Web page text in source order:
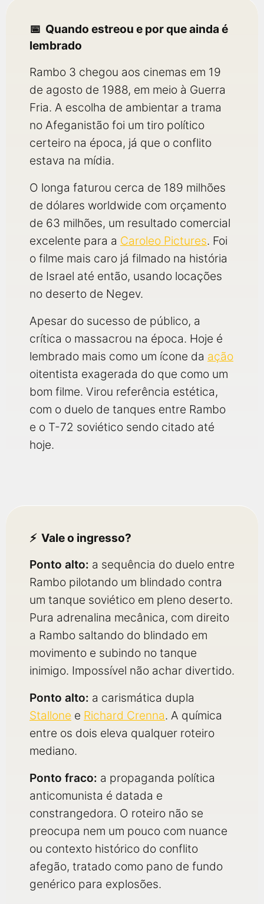
Quando estreou e por que ainda é
lembrado
Rambo 3 chegou aos cinemas em 19
de agosto de 1988, em meio à Guerra
Fria. A escolha de ambientar a trama
no Afeganistão foi um tiro político
certeiro na época, já que o conflito
estava na mídia.
O longa faturou cerca de 189 milhões
de dólares worldwide com orçamento
de 63 milhões, um resultado comercial
excelente para a Caroleo Pictures. Foi
o filme mais caro já filmado na história
de Israel até então, usando locações
no deserto de Negev.
Apesar do sucesso de público, a
crítica o massacrou na época. Hoje é
lembrado mais como um ícone da ação
oitentista exagerada do que como um
bom filme. Virou referência estética,
com o duelo de tanques entre Rambo
e o T-72 soviético sendo citado até
hoje.
Vale o ingresso?
Ponto alto: a sequência do duelo entre
Rambo pilotando um blindado contra
um tanque soviético em pleno deserto.
Pura adrenalina mecânica, com direito
a Rambo saltando do blindado em
movimento e subindo no tanque
inimigo. Impossível não achar divertido.
Ponto alto: a carismática dupla
Stallone e Richard Crenna. A química
entre os dois eleva qualquer roteiro
mediano.
Ponto fraco: a propaganda política
anticomunista é datada e
constrangedora. O roteiro não se
preocupa nem um pouco com nuance
ou contexto histórico do conflito
afegão, tratado como pano de fundo
genérico para explosões.